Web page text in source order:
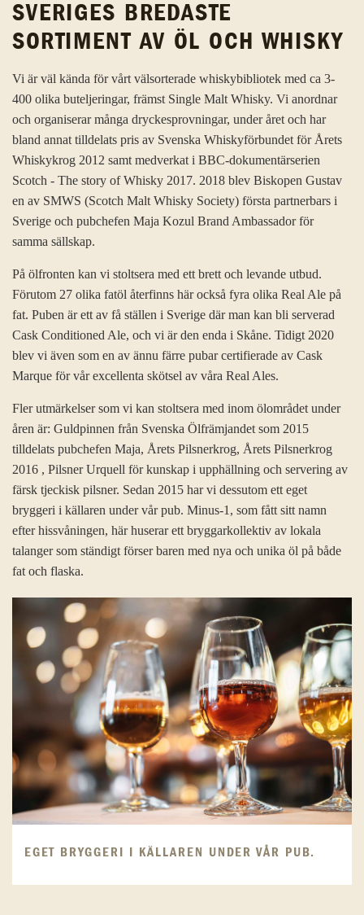
SVERIGES BREDASTE
SORTIMENT AV ÖL OCH WHISKY
Vi är väl kända för vårt välsorterade whiskybibliotek med ca 3-
400 olika buteljeringar, främst Single Malt Whisky. Vi anordnar
och organiserar många dryckesprovningar, under året och har
bland annat tilldelats pris av Svenska Whiskyförbundet för Årets
Whiskykrog 2012 samt medverkat i BBC-dokumentärserien
Scotch - The story of Whisky 2017. 2018 blev Biskopen Gustav
en av SMWS (Scotch Malt Whisky Society) första partnerbars i
Sverige och pubchefen Maja Kozul Brand Ambassador för
samma sällskap.
På ölfronten kan vi stoltsera med ett brett och levande utbud.
Förutom 27 olika fatöl återfinns här också fyra olika Real Ale på
fat. Puben är ett av få ställen i Sverige där man kan bli serverad
Cask Conditioned Ale, och vi är den enda i Skåne. Tidigt 2020
blev vi även som en av ännu färre pubar certifierade av Cask
Marque för vår excellenta skötsel av våra Real Ales.
Fler utmärkelser som vi kan stoltsera med inom ölområdet under
åren är: Guldpinnen från Svenska Ölfrämjandet som 2015
tilldelats pubchefen Maja, Årets Pilsnerkrog, Årets Pilsnerkrog
2016 , Pilsner Urquell för kunskap i upphällning och servering av
färsk tjeckisk pilsner. Sedan 2015 har vi dessutom ett eget
bryggeri i källaren under vår pub. Minus-1, som fått sitt namn
efter hissvåningen, här huserar ett bryggarkollektiv av lokala
talanger som ständigt förser baren med nya och unika öl på både
fat och flaska.
EGET BRYGGERI I KÄLLAREN UNDER VÅR PUB.